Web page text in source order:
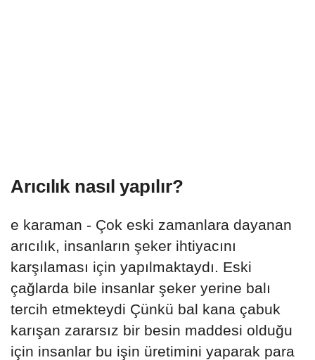
Arıcılık nasıl yapılır?
e karaman - Çok eski zamanlara dayanan
arıcılık, insanların şeker ihtiyacını
karşılaması için yapılmaktaydı. Eski
çağlarda bile insanlar şeker yerine balı
tercih etmekteydi Çünkü bal kana çabuk
karışan zararsız bir besin maddesi olduğu
için insanlar bu işin üretimini yaparak para